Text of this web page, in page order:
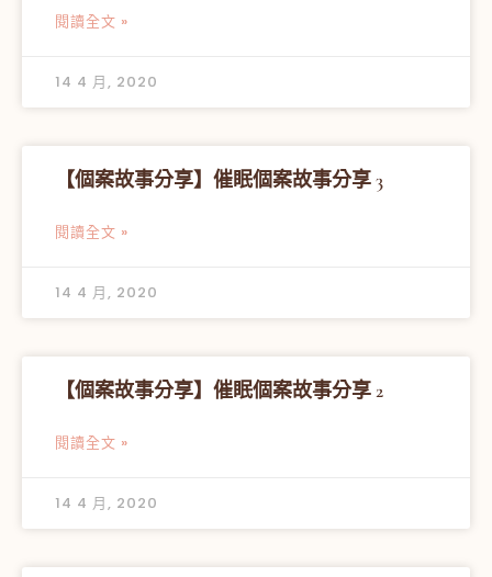
閱讀全文 »
14 4 月, 2020
【個案故事分享】催眠個案故事分享 3
閱讀全文 »
14 4 月, 2020
【個案故事分享】催眠個案故事分享 2
閱讀全文 »
14 4 月, 2020